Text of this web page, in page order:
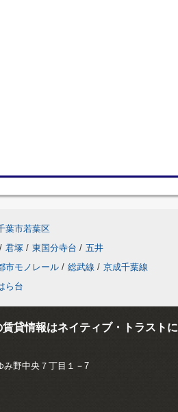
葉市若葉区
/ 君塚 / 東国分寺台 / 五井
市モノレール / 総武線 / 京成千葉線
ら台
貸情報はネイティブ・トラストに
み野中央７丁目１－7